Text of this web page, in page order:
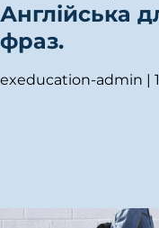
Англійська
фраз.
exeducation-admin |